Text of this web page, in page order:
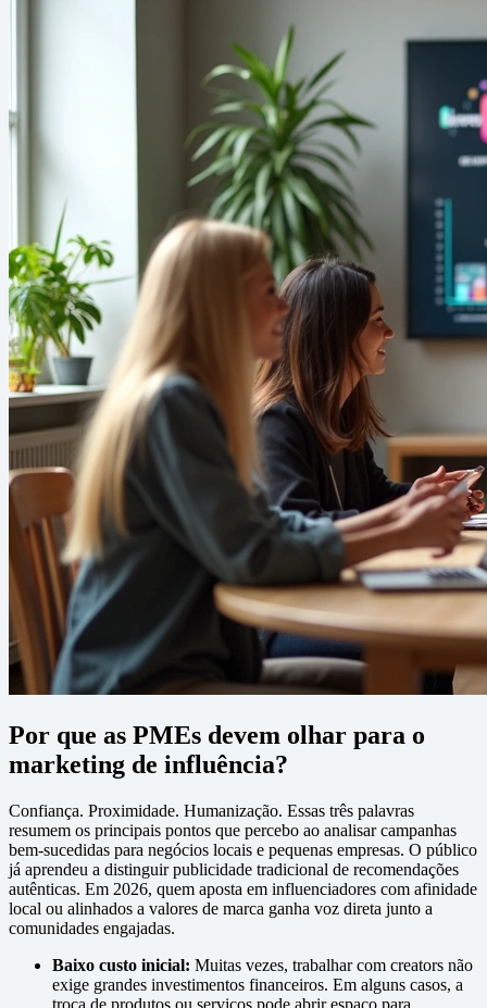
Por que as PMEs devem olhar para o
marketing de influência?
Confiança. Proximidade. Humanização. Essas três palavras
resumem os principais pontos que percebo ao analisar campanhas
bem-sucedidas para negócios locais e pequenas empresas. O público
já aprendeu a distinguir publicidade tradicional de recomendações
autênticas. Em 2026, quem aposta em influenciadores com afinidade
local ou alinhados a valores de marca ganha voz direta junto a
comunidades engajadas.
Baixo custo inicial: Muitas vezes, trabalhar com creators não
exige grandes investimentos financeiros. Em alguns casos, a
troca de produtos ou serviços pode abrir espaço para